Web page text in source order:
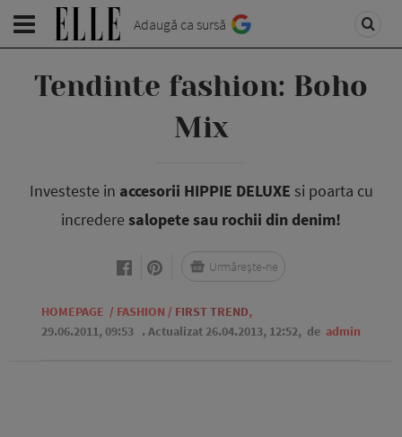
Adaugă ca sursă
Tendinte fashion: Boho
Mix
Investeste in accesorii HIPPIE DELUXE si poarta cu
incredere salopete sau rochii din denim!
HOMEPAGE / FASHION / FIRST TREND,
29.06.2011, 09:53 . Actualizat 26.04.2013, 12:52, de admin
Urmărește-ne